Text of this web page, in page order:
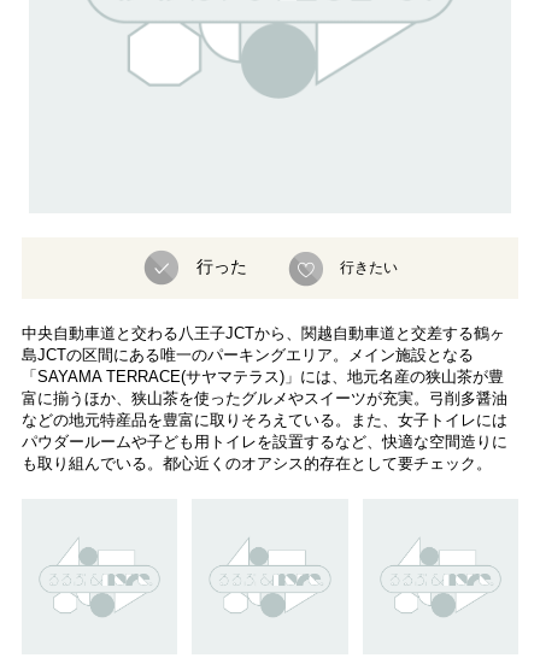
行った 行きたい
中央自動車道と交わる八王子JCTから、関越自動車道と交差する鶴ヶ
島JCTの区間にある唯一のパーキングエリア。メイン施設となる
「SAYAMA TERRACE(サヤマテラス)」には、地元名産の狭山茶が豊
富に揃うほか、狭山茶を使ったグルメやスイーツが充実。弓削多醤油
などの地元特産品を豊富に取りそろえている。また、女子トイレには
パウダールームや子ども用トイレを設置するなど、快適な空間造りに
も取り組んでいる。都心近くのオアシス的存在として要チェック。